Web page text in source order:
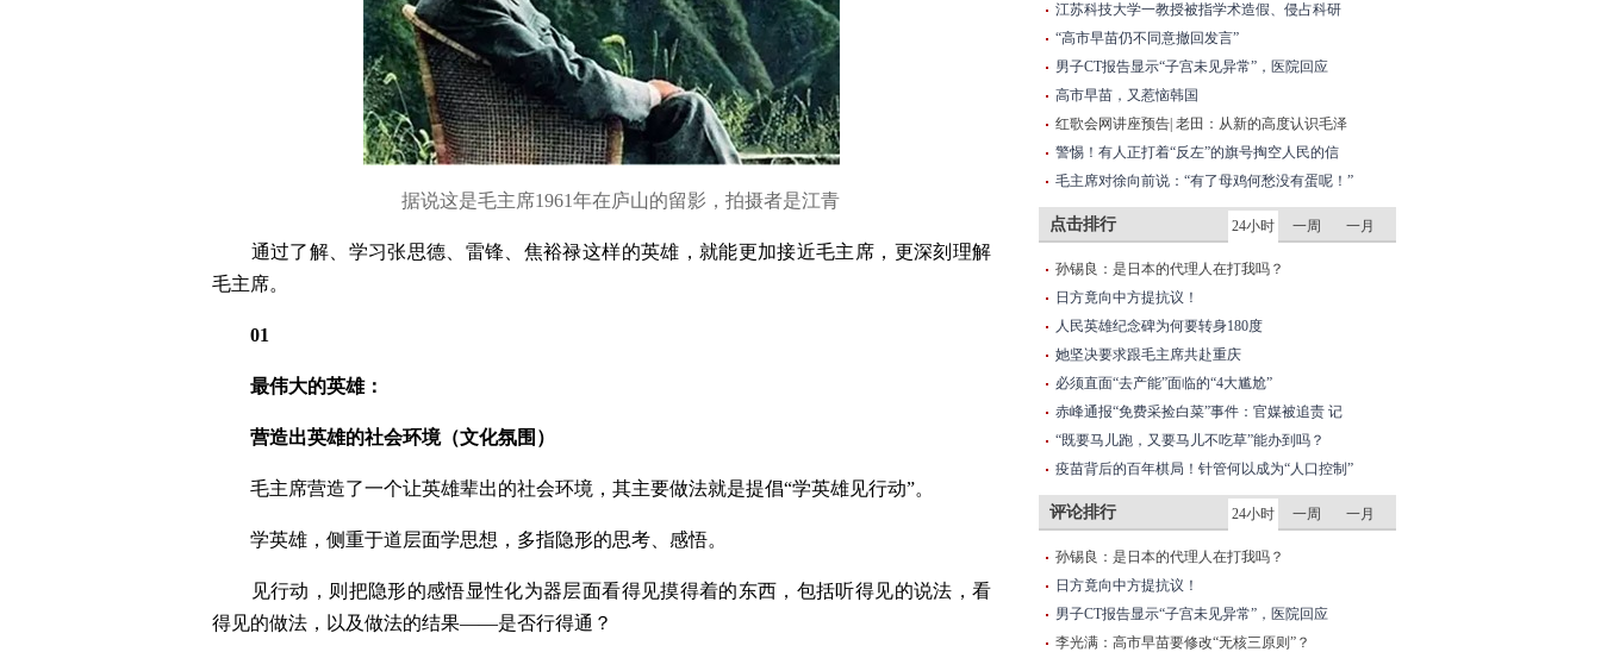
江苏科技大学一教授被指学术造假、侵占科研
“高市早苗仍不同意撤回发言”
男子CT报告显示“子宫未见异常”，医院回应
高市早苗，又惹恼韩国
红歌会网讲座预告| 老田：从新的高度认识毛泽
警惕！有人正打着“反左”的旗号掏空人民的信
毛主席对徐向前说：“有了母鸡何愁没有蛋呢！”
点击排行 24小时 一周 一月
孙锡良：是日本的代理人在打我吗？
日方竟向中方提抗议！
人民英雄纪念碑为何要转身180度
她坚决要求跟毛主席共赴重庆
必须直面“去产能”面临的“4大尴尬”
赤峰通报“免费采捡白菜”事件：官媒被追责 记
“既要马儿跑，又要马儿不吃草”能办到吗？
疫苗背后的百年棋局！针管何以成为“人口控制”
评论排行 24小时 一周 一月
孙锡良：是日本的代理人在打我吗？
日方竟向中方提抗议！
男子CT报告显示“子宫未见异常”，医院回应
李光满：高市早苗要修改“无核三原则”？
据说这是毛主席1961年在庐山的留影，拍摄者是江青
通过了解、学习张思德、雷锋、焦裕禄这样的英雄，就能更加接近毛主席，更深刻理解
毛主席。
01
最伟大的英雄：
营造出英雄的社会环境（文化氛围）
毛主席营造了一个让英雄辈出的社会环境，其主要做法就是提倡“学英雄见行动”。
学英雄，侧重于道层面学思想，多指隐形的思考、感悟。
见行动，则把隐形的感悟显性化为器层面看得见摸得着的东西，包括听得见的说法，看
得见的做法，以及做法的结果——是否行得通？